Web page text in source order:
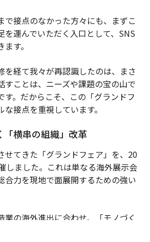
で接点のなかった方々にも、まずこ
を運んでいただく入口として、SNS
す。
を経て我々が再認識したのは、まさ
すことは、ニーズや課題の宝の山で
す。だからこそ、この「グランドフ
接点を重視しています。
「横串の組織」改革
せてきた「グランドフェア」を、20
しました。これは単なる海外展示会
合力を現地で面展開するための強い
業の海外進出に合わせ、「モノづく